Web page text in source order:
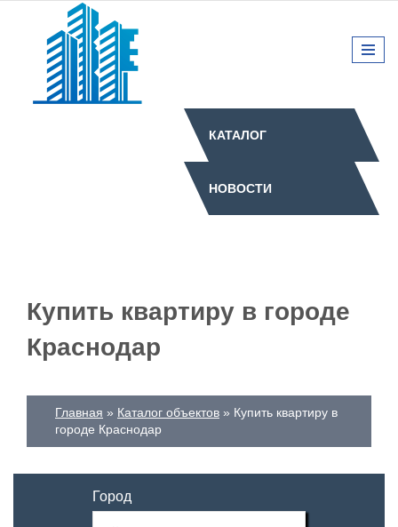
КАТАЛОГ
НОВОСТИ
Купить квартиру в городе
Краснодар
Главная Каталог объектов
Купить квартиру в
городе Краснодар
Город